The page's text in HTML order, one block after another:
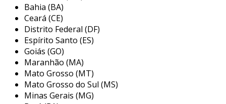
controle, possibilitando decisões mais rápidas e
eficazes que atendem às demandas do mercado.
principais aplicações da instalação
de sensores em plantas industriais
os sensores são amplamente utilizados em
diversas aplicações dentro de uma planta
Bahia (BA)
Ceará (CE)
Distrito Federal (DF)
Espírito Santo (ES)
Goiás (GO)
Maranhão (MA)
Mato Grosso (MT)
Mato Grosso do Sul (MS)
Minas Gerais (MG)